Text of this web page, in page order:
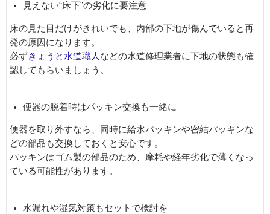
見えない“床下”の劣化に要注意
床の見た目だけがきれいでも、内部の下地が傷んでいると再
発の原因になります。
必ずきょうと水道職人 などの水道修理業者に下地の状態も確
認してもらいましょう。
便器の脱着時はパッキン交換も一緒に
便器を取り外すなら、同時に給水パッキンや密結パッキンな
どの部品も交換しておくと安心です。
パッキンはゴム製の部品のため、摩耗や経年劣化で薄くなっ
ている可能性があります。
水漏れや湿気対策もセットで検討を